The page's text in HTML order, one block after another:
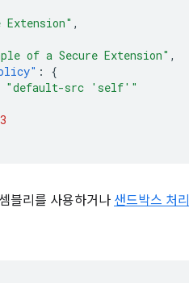
Extension" ,
of a Secure Extension" ,
:
{
"default-src 'self'"
3
블리를 사용하거나 샌드박스 처